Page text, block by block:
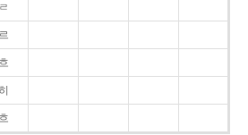
ㄹ
르
흐
흐